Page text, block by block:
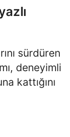
sürdüren
deneyimli
kattığını